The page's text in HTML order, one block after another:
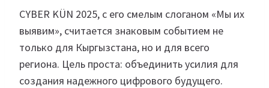
CYBER KÜN 2025, с его смелым слоганом «Мы их
выявим», считается знаковым событием не
только для Кыргызстана, но и для всего
региона. Цель проста: объединить усилия для
создания надежного цифрового будущего.